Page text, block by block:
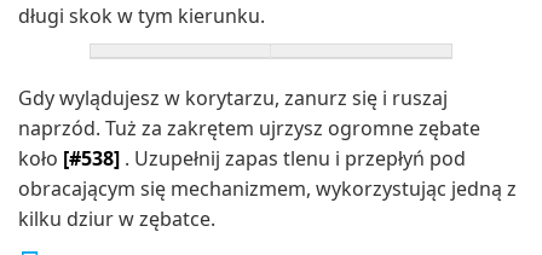
długi skok w tym kierunku.
Gdy wylądujesz w korytarzu, zanurz się i ruszaj
naprzód. Tuż za zakrętem ujrzysz ogromne zębate
koło [#538] . Uzupełnij zapas tlenu i przepłyń pod
obracającym się mechanizmem, wykorzystując jedną z
kilku dziur w zębatce.